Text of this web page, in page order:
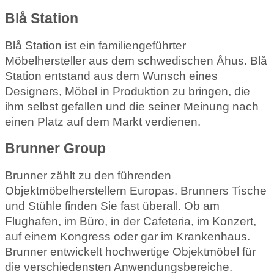
Blå Station
Blå Station ist ein familiengeführter
Möbelhersteller aus dem schwedischen Åhus. Blå
Station entstand aus dem Wunsch eines
Designers, Möbel in Produktion zu bringen, die
ihm selbst gefallen und die seiner Meinung nach
einen Platz auf dem Markt verdienen.
Brunner Group
Brunner zählt zu den führenden
Objektmöbelherstellern Europas. Brunners Tische
und Stühle finden Sie fast überall. Ob am
Flughafen, im Büro, in der Cafeteria, im Konzert,
auf einem Kongress oder gar im Krankenhaus.
Brunner entwickelt hochwertige Objektmöbel für
die verschiedensten Anwendungsbereiche.